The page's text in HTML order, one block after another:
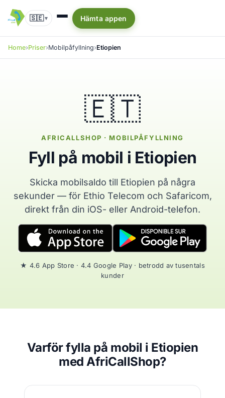
🇸🇪▾ Hämta appen
Home Priser Mobilpåfyllning Etiopien
🇪🇹
AFRICALLSHOP · MOBILPÅFYLLNING
Fyll på mobil i Etiopien
Skicka mobilsaldo till Etiopien på några
sekunder — för Ethio Telecom och Safaricom,
direkt från din iOS- eller Android-telefon.
★ 4.6 App Store · 4.4 Google Play · betrodd av tusentals
kunder
Varför fylla på mobil i Etiopien
med AfriCallShop?